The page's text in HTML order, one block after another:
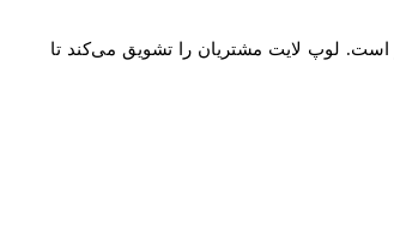
لوپ لایت مشتریان را تشویق می‌کند تا